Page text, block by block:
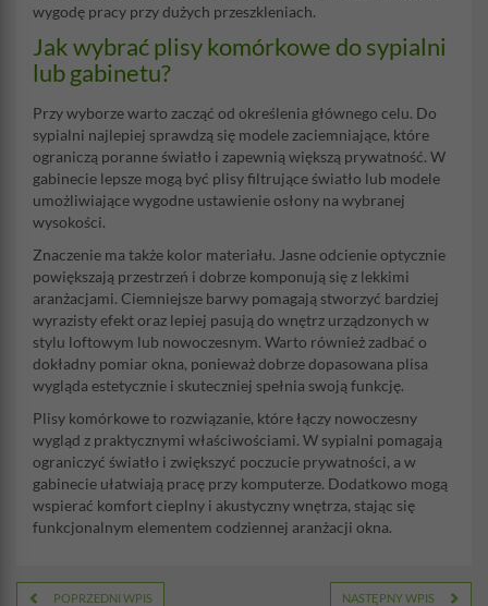
wygodę pracy przy dużych przeszkleniach.
Jak wybrać plisy komórkowe do sypialni
lub gabinetu?
Przy wyborze warto zacząć od określenia głównego celu. Do
sypialni najlepiej sprawdzą się modele zaciemniające, które
ograniczą poranne światło i zapewnią większą prywatność. W
gabinecie lepsze mogą być plisy filtrujące światło lub modele
umożliwiające wygodne ustawienie osłony na wybranej
wysokości.
Znaczenie ma także kolor materiału. Jasne odcienie optycznie
powiększają przestrzeń i dobrze komponują się z lekkimi
aranżacjami. Ciemniejsze barwy pomagają stworzyć bardziej
wyrazisty efekt oraz lepiej pasują do wnętrz urządzonych w
stylu loftowym lub nowoczesnym. Warto również zadbać o
dokładny pomiar okna, ponieważ dobrze dopasowana plisa
wygląda estetycznie i skuteczniej spełnia swoją funkcję.
Plisy komórkowe to rozwiązanie, które łączy nowoczesny
wygląd z praktycznymi właściwościami. W sypialni pomagają
ograniczyć światło i zwiększyć poczucie prywatności, a w
gabinecie ułatwiają pracę przy komputerze. Dodatkowo mogą
wspierać komfort cieplny i akustyczny wnętrza, stając się
funkcjonalnym elementem codziennej aranżacji okna.
POPRZEDNI WPIS NASTĘPNY WPIS